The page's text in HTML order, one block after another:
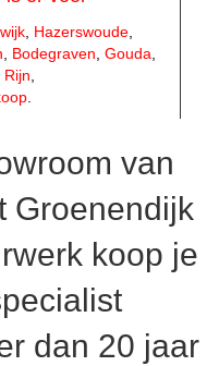
, Hazerswoude,
, Bodegraven, Gouda,
,
.
van
Groenendijk
koop je
dan 20 jaar